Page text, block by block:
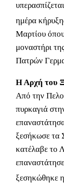
ημέρα
Μαρτίου
μοναστήρι
Πατρών
Η Αρχή του
Από την
πυρκαγιά
ξεσήκωσε τα
κατέλαβε το
ξεσηκώθηκε